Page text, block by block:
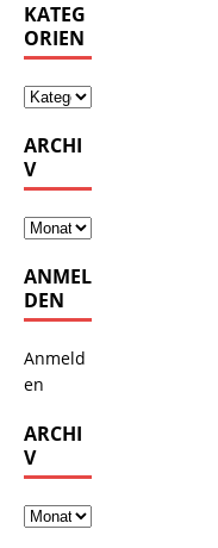
KATEG
ORIEN
ARCHI
V
ANMEL
DEN
Anmeld
en
ARCHI
V